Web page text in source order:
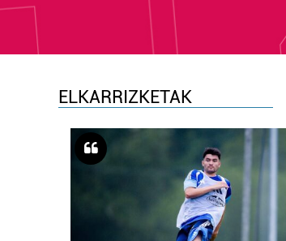
ELKARRIZKETAK